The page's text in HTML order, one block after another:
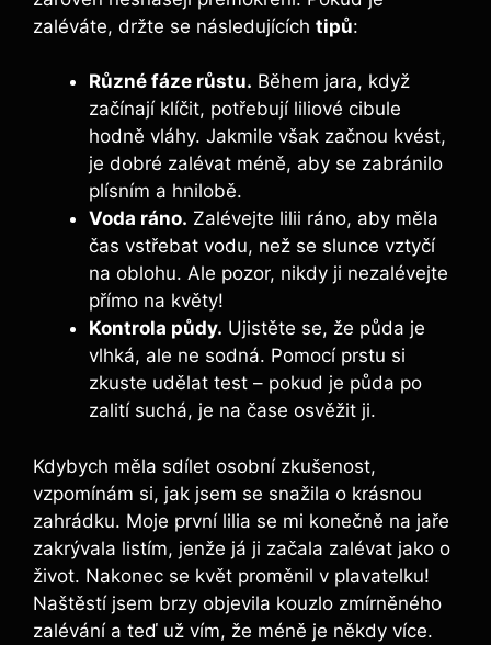
zaléváte, držte se následujících tipů:
Různé fáze růstu. Během jara, když
začínají klíčit, potřebují liliové cibule
hodně vláhy. Jakmile však začnou kvést,
je dobré zalévat méně, aby se zabránilo
plísním a hnilobě.
Voda ráno. Zalévejte lilii ráno, aby měla
čas vstřebat vodu, než se slunce vztyčí
na oblohu. Ale pozor, nikdy ji nezalévejte
přímo na květy!
Kontrola půdy. Ujistěte se, že půda je
vlhká, ale ne sodná. Pomocí prstu si
zkuste udělat test – pokud je půda po
zalití suchá, je na čase osvěžit ji.
Kdybych měla sdílet osobní zkušenost,
vzpomínám si, jak jsem se snažila o krásnou
zahrádku. Moje první lilia se mi konečně na jaře
zakrývala listím, jenže já ji začala zalévat jako o
život. Nakonec se květ proměnil v plavatelku!
Naštěstí jsem brzy objevila kouzlo zmírněného
zalévání a teď už vím, že méně je někdy více.